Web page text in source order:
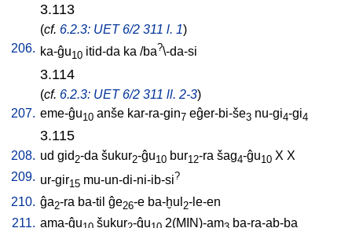
3.113
(cf. 6.2.3: UET 6/2 311 l. 1)
206. ka-ĝu10 itid-da ka /ba?\-da-si
3.114
(cf. 6.2.3: UET 6/2 311 ll. 2-3)
207. eme-ĝu10 anše kar-ra-gin7 eĝer-bi-še3 nu-gi4-gi4
3.115
208. ud gid 2-da šukur2-ĝu10 bur12-ra šag4-ĝu10 X X
209. ur-gir15 mu-un-di-ni-ib-si?
210. ĝa2-ra ba-til ĝe26-e ba-ḫul 2-le-en
211. ama-ĝu šukur -ĝu 2(MIN)-am ba-ra-ab-ba